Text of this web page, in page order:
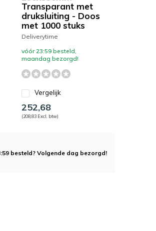
Transparant met
druksluiting - Doos
met 1000 stuks
Deliverytime
vóór 23:59 besteld,
maandag bezorgd!
Vergelijk
252,68
(208,83 Excl. btw)
besteld? Volgende dag bezorgd!